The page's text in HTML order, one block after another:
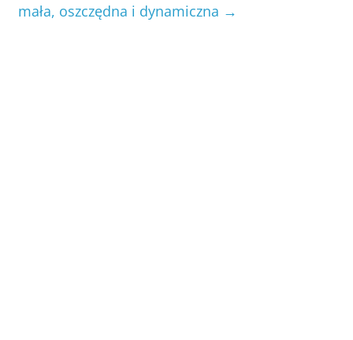
mała, oszczędna i dynamiczna →